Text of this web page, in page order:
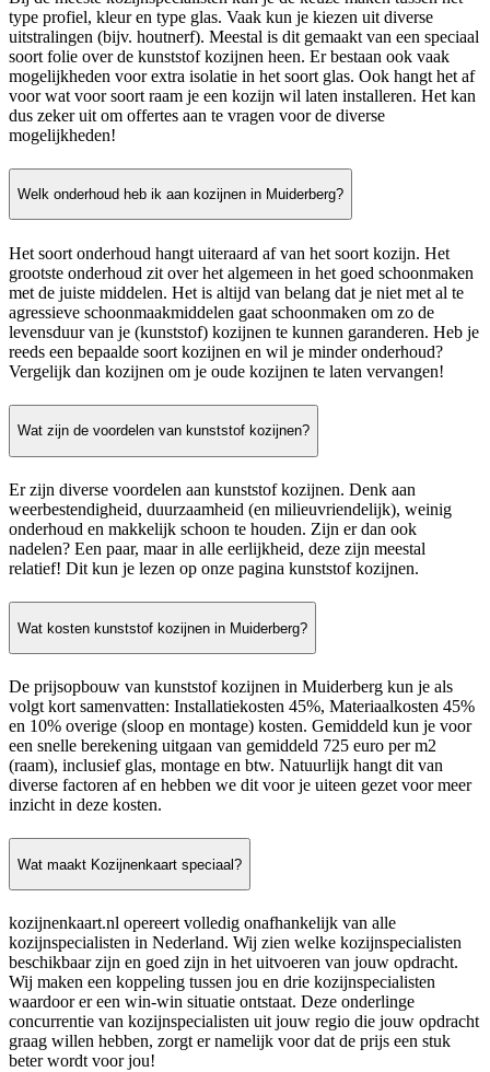
type profiel, kleur en type glas. Vaak kun je kiezen uit diverse
uitstralingen (bijv. houtnerf). Meestal is dit gemaakt van een speciaal
soort folie over de kunststof kozijnen heen. Er bestaan ook vaak
mogelijkheden voor extra isolatie in het soort glas. Ook hangt het af
voor wat voor soort raam je een kozijn wil laten installeren. Het kan
dus zeker uit om offertes aan te vragen voor de diverse
mogelijkheden!
Welk onderhoud heb ik aan kozijnen in Muiderberg?
Het soort onderhoud hangt uiteraard af van het soort kozijn. Het
grootste onderhoud zit over het algemeen in het goed schoonmaken
met de juiste middelen. Het is altijd van belang dat je niet met al te
agressieve schoonmaakmiddelen gaat schoonmaken om zo de
levensduur van je (kunststof) kozijnen te kunnen garanderen. Heb je
reeds een bepaalde soort kozijnen en wil je minder onderhoud?
Vergelijk dan kozijnen om je oude kozijnen te laten vervangen!
Wat zijn de voordelen van kunststof kozijnen?
Er zijn diverse voordelen aan kunststof kozijnen. Denk aan
weerbestendigheid, duurzaamheid (en milieuvriendelijk), weinig
onderhoud en makkelijk schoon te houden. Zijn er dan ook
nadelen? Een paar, maar in alle eerlijkheid, deze zijn meestal
relatief! Dit kun je lezen op onze pagina kunststof kozijnen.
Wat kosten kunststof kozijnen in Muiderberg?
De prijsopbouw van kunststof kozijnen in Muiderberg kun je als
volgt kort samenvatten: Installatiekosten 45%, Materiaalkosten 45%
en 10% overige (sloop en montage) kosten. Gemiddeld kun je voor
een snelle berekening uitgaan van gemiddeld 725 euro per m2
(raam), inclusief glas, montage en btw. Natuurlijk hangt dit van
diverse factoren af en hebben we dit voor je uiteen gezet voor meer
inzicht in deze kosten.
Wat maakt Kozijnenkaart speciaal?
kozijnenkaart.nl opereert volledig onafhankelijk van alle
kozijnspecialisten in Nederland. Wij zien welke kozijnspecialisten
beschikbaar zijn en goed zijn in het uitvoeren van jouw opdracht.
Wij maken een koppeling tussen jou en drie kozijnspecialisten
waardoor er een win-win situatie ontstaat. Deze onderlinge
concurrentie van kozijnspecialisten uit jouw regio die jouw opdracht
graag willen hebben, zorgt er namelijk voor dat de prijs een stuk
beter wordt voor jou!